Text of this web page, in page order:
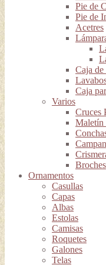
Pie de
Pie de
Acetres
Caja
Caja
Varios
Cruces
Maletín
Broches
Ornamentos
Casullas
Capas
Albas
Estolas
Camisas
Roquetes
Galones
Telas